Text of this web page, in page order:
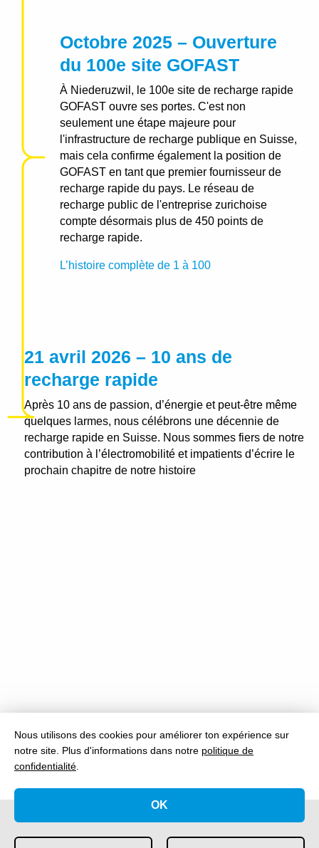
Octobre 2025 – Ouverture
du 100e site GOFAST
À Niederuzwil, le 100e site de recharge rapide
GOFAST ouvre ses portes. C'est non
seulement une étape majeure pour
l'infrastructure de recharge publique en Suisse,
mais cela confirme également la position de
GOFAST en tant que premier fournisseur de
recharge rapide du pays. Le réseau de
recharge public de l'entreprise zurichoise
compte désormais plus de 450 points de
recharge rapide.
L’histoire complète de 1 à 100
21 avril 2026 – 10 ans de
recharge rapide
Après 10 ans de passion, d’énergie et peut-être même
quelques larmes, nous célébrons une décennie de
recharge rapide en Suisse. Nous sommes fiers de notre
contribution à l’électromobilité et impatients d’écrire le
prochain chapitre de notre histoire
Nous utilisons des cookies pour améliorer ton expérience sur
notre site. Plus d'informations dans notre politique de
confidentialité
OK